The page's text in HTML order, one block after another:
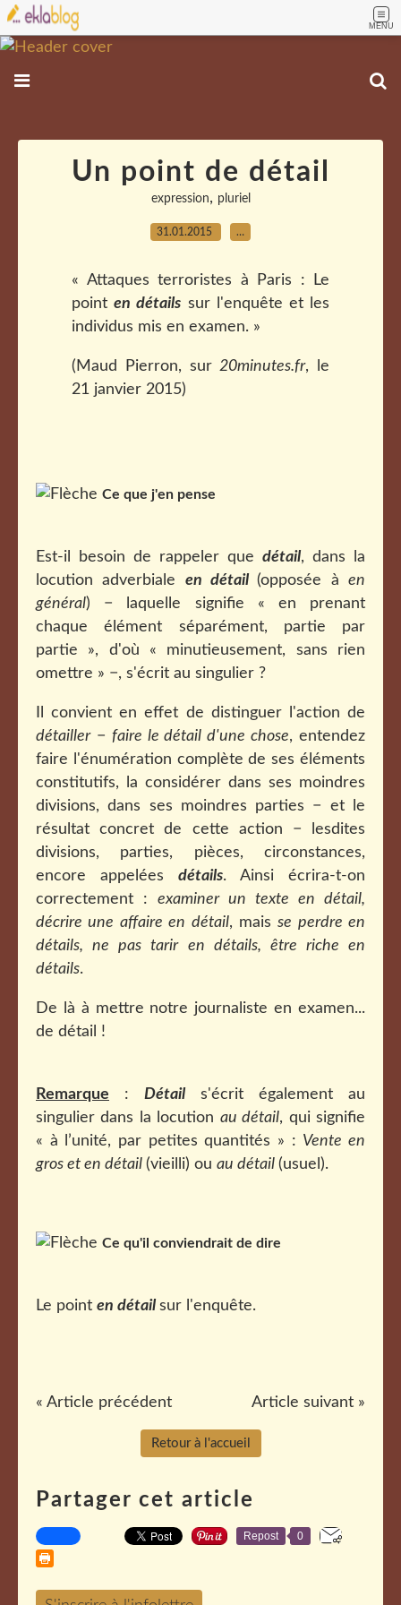
MENU
Un point de détail
expression, pluriel
31.01.2015 …
« Attaques terroristes à Paris : Le
pointen détails sur l'enquête et les
individus mis en examen. »
(Maud Pierron, sur 20minutes.fr, le
21 janvier 2015)
Ce que j'en pense
Est-il besoin de rappeler que détail, dans la
locution adverbiale en détail(opposée àen
général) − laquelle signifie « en prenant
chaque élément séparément, partie par
partie », d'où « minutieusement, sans rien
omettre » −, s'écrit au singulier ?
Il convient en effet de distinguer l'action de
détailler− faire le détail d'une chose, entendez
faire l'énumération complète de ses éléments
constitutifs, la considérer dans ses moindres
divisions, dans ses moindres parties − et le
résultat concret de cette action − lesdites
divisions, parties, pièces, circonstances,
encore appelées détails. Ainsi écrira-t-on
correctement : examiner un texte en détail,
décrire une affaire en détail, maisse perdre en
détails, ne pas tarir en détails, être riche en
détails.
De là à mettre notre journaliste en examen...
de détail !
Remarque : Détail s'écrit également au
singulier dans la locution au détail, qui signifie
« à l’unité, par petites quantités » : Vente en
gros et en détail (vieilli) ou au détail (usuel).
Ce qu'il conviendrait de dire
Le point en détail sur l'enquête.
« Article précédent Article suivant »
Retour à l'accueil
Partager cet article
Repost 0